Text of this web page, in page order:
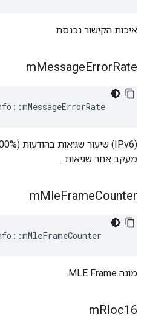
איכות הקישור נכנסת
mMessageErrorRate
::mMessageErrorRate
מעקב אחר שגיאות.
mMleFrameCounter
::mMleFrameCounter
מונה MLE Frame.
mRloc16